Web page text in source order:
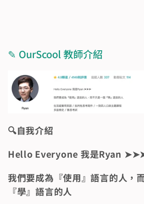
✎ OurScool 教師介紹
🔍️自我介紹
Hello Everyone 我是Ryan
我們要成為『使用』語言的人，
『學』語言的人